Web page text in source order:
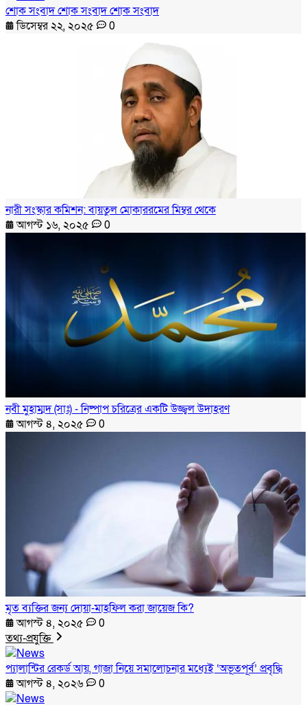
শোক সংবাদ শোক সংবাদ শোক সংবাদ
ডিসেম্বর ২২, ২০২৫
0
নারী সংস্কার কমিশন: বায়তুল মোকাররমের মিম্বর থেকে
আগস্ট ১৬, ২০২৫
0
নবী মুহাম্মদ (সাঃ) - নিষ্পাপ চরিত্রের একটি উজ্জ্বল উদাহরণ
আগস্ট ৪, ২০২৫
0
মৃত ব্যক্তির জন্য দোয়া-মাহফিল করা জায়েজ কি?
আগস্ট ৪, ২০২৫
0
তথ্য-প্রযুক্তি
প্যালান্টির রেকর্ড আয়, গাজা নিয়ে সমালোচনার মধ্যেই ‘অভূতপূর্ব’ প্রবৃদ্ধি
আগস্ট ৪, ২০২৬
0